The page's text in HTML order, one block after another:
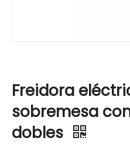
Freidora
sobremesa
dobles